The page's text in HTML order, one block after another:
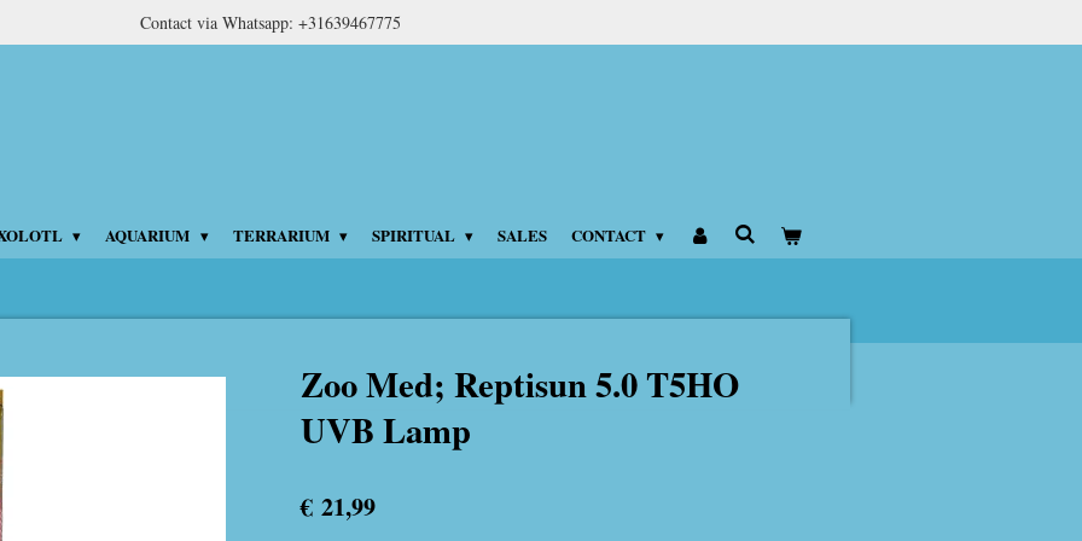
Contact via Whatsapp: +31639467775
AQUARIUM TERRARIUM SPIRITUAL SALES CONTACT
Zoo Med; Reptisun 5.0 T5HO
UVB Lamp
€ 21,99